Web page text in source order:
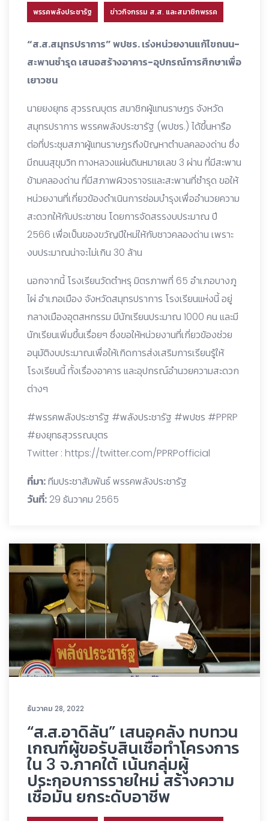
พรรคพลังประชารัฐ ข่าวกิจกรรม ส.ส. และสมาชิกพรรค
“ส.ส.สมุทรปราการ” พปชร. เร่งหน่วยงานแก้ไขถนน-
สะพานชำรุด เสนอสร้างอาคาร-อุปกรณ์การศึกษาเพื่อ
เยาวชน
นายยงยุทธ สุวรรณบุตร สมาชิกผู้แทนราษฎร จังหวัด
สมุทรปราการ พรรคพลังประชารัฐ (พปชร.) ได้ขึ้นหารือ
ต่อที่ประชุมสภาผู้แทนราษฎรถึงปัญหาตำบลคลองด่าน ซึ่ง
มีถนนสุขุมวิท ทางหลวงแผ่นดินหมายเลข 3 ผ่าน ที่มีสะพาน
ข้ามคลองด่าน ที่มีสภาพผิวจราจรและสะพานที่ชำรุด ขอให้
หน่วยงานที่เกี่ยวข้องดำเนินการซ่อมบำรุงเพื่ออำนวยความ
สะดวกให้กับประชาชน โดยการจัดสรรงบประมาณ ปี
2566 เพื่อเป็นของขวัญปีใหม่ให้กับชาวคลองด่าน เพราะ
งบประมาณน่าจะไม่เกิน 30 ล้าน
นอกจากนี้ โรงเรียนวัดตำหรุ มิตรภาพที่ 65 อำเภอบางภู
ไผ่ อำเภอเมือง จังหวัดสมุทรปราการ โรงเรียนแห่งนี้ อยู่
กลางเมืองอุตสหกรรม มีนักเรียนประมาณ 1000 คน และมี
นักเรียนเพิ่มขึ้นเรื่อยๆ ซึ่งขอให้หน่วยงานที่เกี่ยวข้องช่วย
อนุมัติงบประมาณเพื่อให้เกิดการส่งเสริมการเรียนรู้ให้
โรงเรียนนี้ ทั้งเรื่องอาคาร และอุปกรณ์อำนวยความสะดวก
ต่างๆ
#พรรคพลังประชารัฐ #พลังประชารัฐ #พปชร #PPRP
#ยงยุทธสุวรรณบุตร
Twitter : https://twitter.com/PPRPofficial
ที่มา:ทีมประชาสัมพันธ์ พรรคพลังประชารัฐ
วันที่: 29 ธันวาคม 2565
ธันวาคม 28, 2022
“ส.ส.อาดิลัน” เสนอคลัง ทบทวน
เกณฑ์ผู้ขอรับสินเชื่อทำโครงการ
ใน 3 จ.ภาคใต้ เน้นกลุ่มผู้
ประกอบการรายใหม่ สร้างความ
เชื่อมั่น ยกระดับอาชีพ